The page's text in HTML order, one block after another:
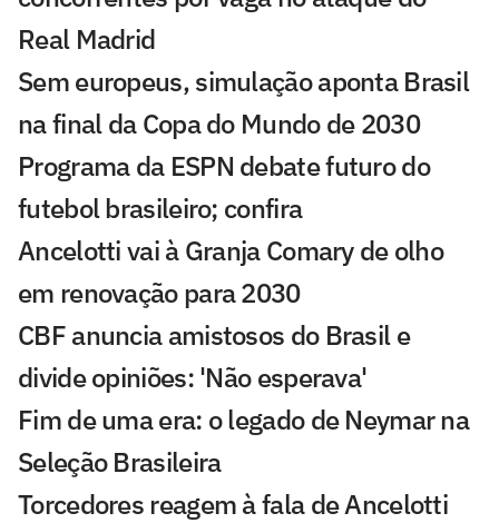
Real Madrid
Sem europeus, simulação aponta Brasil
na final da Copa do Mundo de 2030
Programa da ESPN debate futuro do
futebol brasileiro; confira
Ancelotti vai à Granja Comary de olho
em renovação para 2030
CBF anuncia amistosos do Brasil e
divide opiniões: 'Não esperava'
Fim de uma era: o legado de Neymar na
Seleção Brasileira
Torcedores reagem à fala de Ancelotti